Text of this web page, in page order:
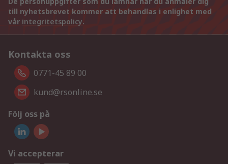
till nyhetsbrevet kommer att behandlas i enlighet med
vår integritetspolicy.
Kontakta oss
0771-45 89 00
kund@rsonline.se
Följ oss på
Vi accepterar